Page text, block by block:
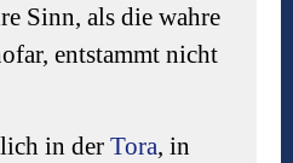
Sinn, als die wahre
entstammt nicht
in der Tora, in